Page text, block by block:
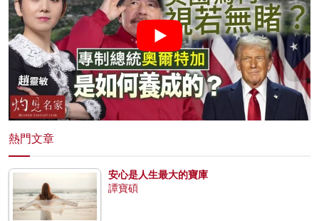
熱門文章
安心是人生最大的寶庫
譚寶碩